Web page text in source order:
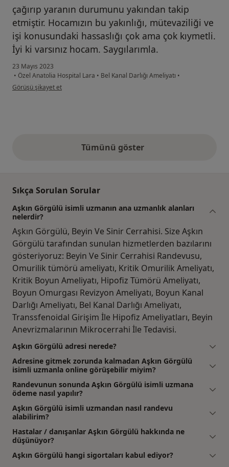
çağırıp yaranın durumunu yakından takip
etmiştir. Hocamızın bu yakınlığı, mütevaziliği ve
işi konusundaki hassaslığı çok ama çok kıymetli.
İyi ki varsınız hocam. Saygılarımla.
23 Mayıs 2023
• Özel Anatolia Hospital Lara • Bel Kanal Darlığı Ameliyatı •
kullanıcının görüşüne göre i̇...n
Görüşü şikayet et
Tümünü gösteryukarıdaki görüşler
Sıkça Sorulan Sorular
Aşkın Görgülü isimli uzmanın ana uzmanlık alanları
nelerdir?
Aşkın Görgülü, Beyin Ve Sinir Cerrahisi. Size Aşkın
Görgülü tarafından sunulan hizmetlerden bazılarını
gösteriyoruz: Beyin Ve Sinir Cerrahisi Randevusu,
Omurilik tümörü ameliyatı, Kritik Omurilik Ameliyatı,
Kritik Boyun Ameliyatı, Hipofiz Tümörü Ameliyatı,
Boyun Omurgası Revizyon Ameliyatı, Boyun Kanal
Darlığı Ameliyatı, Bel Kanal Darlığı Ameliyatı,
Transsfenoidal Girişim İle Hipofiz Ameliyatları, Beyin
Anevrizmalarının Mikrocerrahi İle Tedavisi.
Aşkın Görgülü adresi nerede?
Adresine gitmek zorunda kalmadan Aşkın Görgülü
isimli uzmanla online görüşebilir miyim?
Randevunun sonunda Aşkın Görgülü isimli uzmana
ödeme nasıl yapılır?
Aşkın Görgülü isimli uzmandan nasıl randevu
alabilirim?
Hastalar / danışanlar Aşkın Görgülü hakkında ne
düşünüyor?
Aşkın Görgülü hangi sigortaları kabul ediyor?